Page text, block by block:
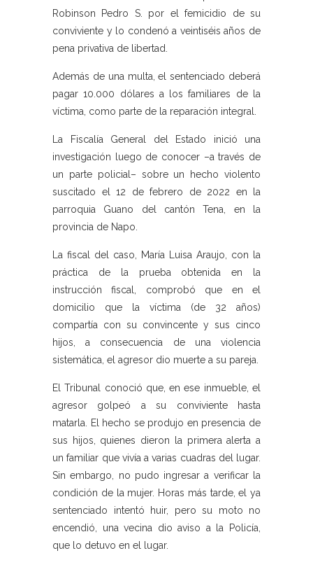
Robinson Pedro S. por el femicidio de su
conviviente y lo condenó a veintiséis años de
pena privativa de libertad.
Además de una multa, el sentenciado deberá
pagar 10.000 dólares a los familiares de la
víctima, como parte de la reparación integral.
La Fiscalía General del Estado inició una
investigación luego de conocer –a través de
un parte policial– sobre un hecho violento
suscitado el 12 de febrero de 2022 en la
parroquia Guano del cantón Tena, en la
provincia de Napo.
La fiscal del caso, María Luisa Araujo, con la
práctica de la prueba obtenida en la
instrucción fiscal, comprobó que en el
domicilio que la víctima (de 32 años)
compartía con su convincente y sus cinco
hijos, a consecuencia de una violencia
sistemática, el agresor dio muerte a su pareja.
El Tribunal conoció que, en ese inmueble, el
agresor golpeó a su conviviente hasta
matarla. El hecho se produjo en presencia de
sus hijos, quienes dieron la primera alerta a
un familiar que vivía a varias cuadras del lugar.
Sin embargo, no pudo ingresar a verificar la
condición de la mujer. Horas más tarde, el ya
sentenciado intentó huir, pero su moto no
encendió, una vecina dio aviso a la Policía,
que lo detuvo en el lugar.